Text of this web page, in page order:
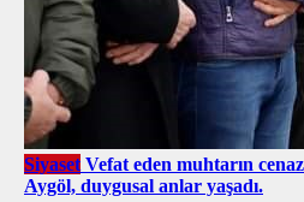
Siyaset Vefat eden muhtarın
Aygöl, duygusal anlar yaşadı.